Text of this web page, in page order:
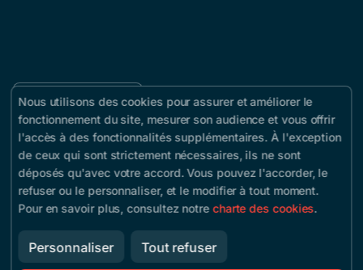
Ticketing powered byYurplan
Terms of use -Ticketing terms-Consent platform
Nous utilisons des cookies pour assurer et améliorer le
fonctionnement du site, mesurer son audience et vous offrir
l'accès à des fonctionnalités supplémentaires. À l'exception
de ceux qui sont strictement nécessaires, ils ne sont
déposés qu'avec votre accord. Vous pouvez l'accorder, le
refuser ou le personnaliser, et le modifier à tout moment.
Pour en savoir plus, consultez notrecharte des cookies.
Personnaliser Tout refuser